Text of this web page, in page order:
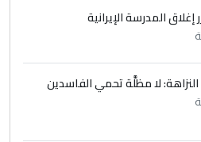
حامدتركان. كلام
الحقيقي للإنسان
الكفاءة ...
واغتصاب الأرض.. بلاد
والتصحر!!
إغلاق المدرسة الإيرانية
لا مظلَّة تحمي الفاسدين